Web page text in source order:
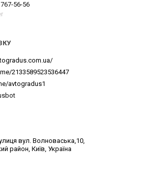
56-56
2133589523536447
avtogradus1
вул. Волноваська,10,
район, Київ, Україна